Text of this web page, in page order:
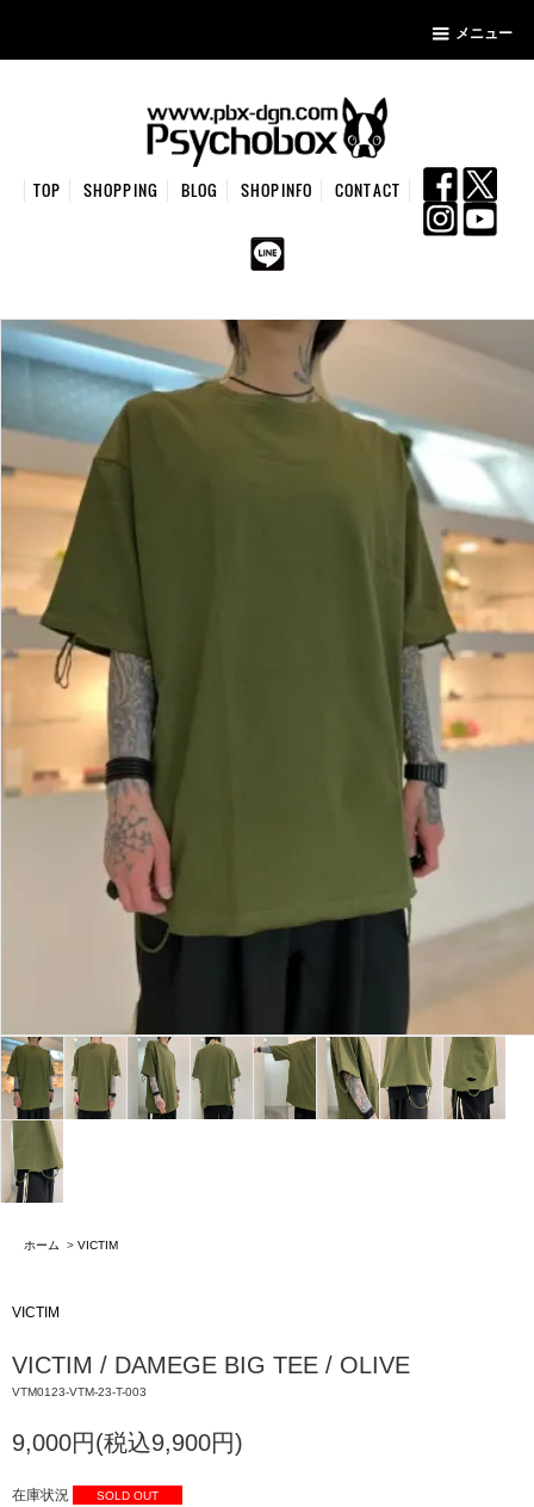
メニュー
TOP SHOPPING BLOG SHOPINFO CONTACT
ホーム > VICTIM
VICTIM
VICTIM / DAMEGE BIG TEE / OLIVE
VTM0123-VTM-23-T-003
9,000円(税込9,900円)
在庫状況 SOLD OUT